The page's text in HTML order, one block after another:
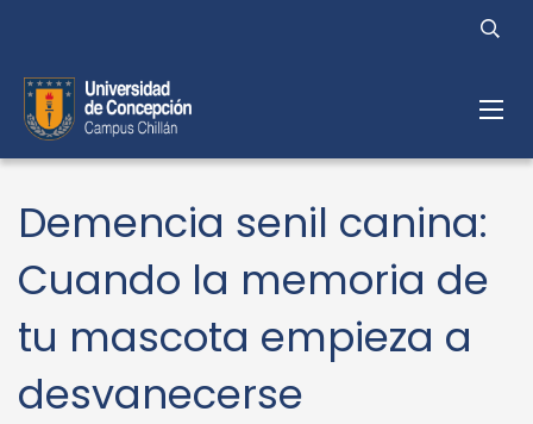
Demencia senil canina:
Cuando la memoria de
tu mascota empieza a
desvanecerse